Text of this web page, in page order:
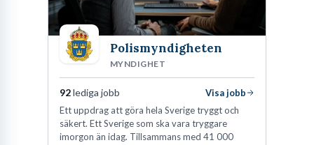
Polismyndigheten
MYNDIGHET
92lediga jobb
Visa jobb
Ett uppdrag att göra hela Sverige tryggt och
säkert. Ett Sverige som ska vara tryggare
imorgon än idag. Tillsammans med 41 000